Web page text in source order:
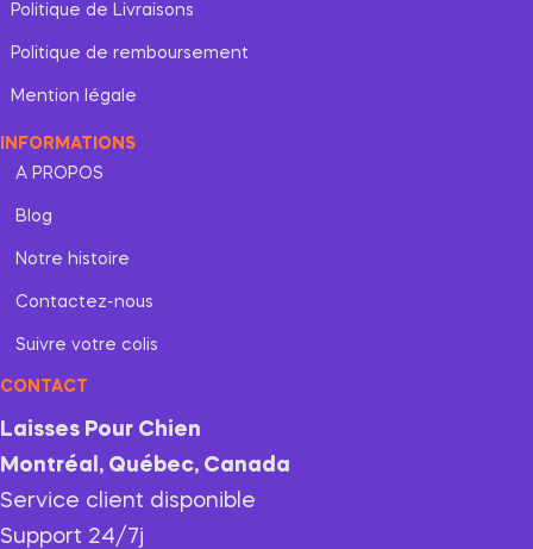
Politique de Livraisons
Politique de remboursement
Mention légale
INFORMATIONS
A PROPOS
Blog
Notre histoire
Contactez-nous
Suivre votre colis
CONTACT
Laisses Pour Chien
Montréal, Québec, Canada
Service client disponible
Support 24/7j